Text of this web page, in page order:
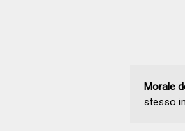
Morale
stesso